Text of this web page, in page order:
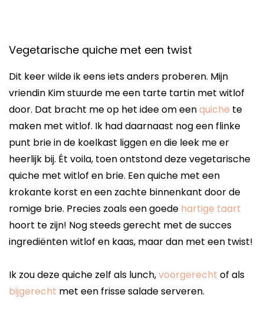
Vegetarische quiche met een twist
Dit keer wilde ik eens iets anders proberen. Mijn
vriendin Kim stuurde me een tarte tartin met witlof
door. Dat bracht me op het idee om eenquiche te
maken met witlof. Ik had daarnaast nog een flinke
punt brie in de koelkast liggen en die leek me er
heerlijk bij. Ét voila, toen ontstond deze vegetarische
quiche met witlof en brie. Een quiche met een
krokante korst en een zachte binnenkant door de
romige brie. Precies zoals een goede hartige taart
hoort te zijn! Nog steeds gerecht met de succes
ingrediënten witlof en kaas, maar dan met een twist!
Ik zou deze quiche zelf als lunch,voorgerecht of als
bijgerecht met een frisse salade serveren.